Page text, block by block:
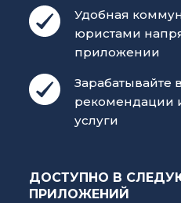
Удобная
юристами
приложении
Зарабатывайте
рекомендации
услуги
ДОСТУПНО В
ПРИЛОЖЕНИЙ